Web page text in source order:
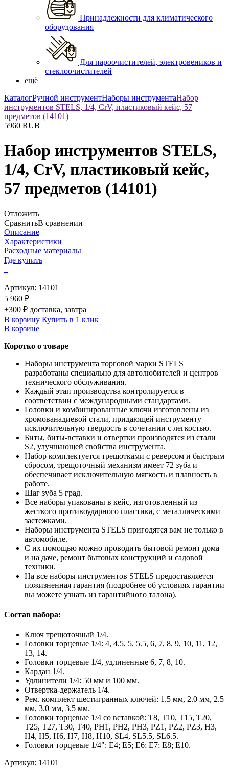
Принадлежности для климатического
оборудования
Для пароочистителей, электровеников и
стеклоочистителей
ещё
КаталогРучной инструментНаборы инструментаНабор
инструментов STELS, 1/4, CrV, пластиковый кейс, 57
предметов (14101)
5960 RUB
Набор инструментов STELS,
1/4, CrV, пластиковый кейс,
57 предметов (14101)
Отложить
СравнитьВ сравнении
Описание
Характеристики
Расходные материалы
Где купить
Артикул: 14101
5 960 ₽
+300 ₽ доставка, завтра
В корзину Купить в 1 клик
В корзине
Коротко о товаре
Наборы инструмента торговой марки STELS
разработаны специально для автолюбителей и центров
технического обслуживания.
Каждый этап производства контролируется в
соответствии с международными стандартами.
Головки и комбинированные ключи изготовлены из
хромованадиевой стали, придающей инструменту
исключительную твердость в сочетании с легкостью.
Биты, биты-вставки и отвертки производятся из стали
S2, улучшающей свойства инструмента.
Набор комплектуется трещотками с реверсом и быстрым
сбросом, трещоточный механизм имеет 72 зуба и
обеспечивает исключительную мягкость и плавность в
работе.
Шаг зуба 5 град.
Все наборы упакованы в кейс, изготовленный из
жесткого противоударного пластика, с металлическими
застежками.
Наборы инструмента STELS пригодятся вам не только в
автомобиле.
С их помощью можно проводить бытовой ремонт дома
и на даче, ремонт бытовых конструкций и садовой
техники.
На все наборы инструментов STELS предоставляется
пожизненная гарантия (подробнее об условиях гарантии
вы можете узнать из гарантийного талона).
Состав набора:
Ключ трещоточный 1/4.
Головки торцевые 1/4: 4, 4.5, 5, 5.5, 6, 7, 8, 9, 10, 11, 12,
13, 14.
Головки торцевые 1/4, удлиненные 6, 7, 8, 10.
Кардан 1/4.
Удлинители 1/4: 50 мм и 100 мм.
Отвертка-держатель 1/4.
Рем. комплект шестигранных ключей: 1.5 мм, 2.0 мм, 2.5
мм, 3.0 мм, 3.5 мм.
Головки торцевые 1/4 со вставкой: Т8, Т10, Т15, Т20,
Т25, Т27, Т30, T40, PH1, PH2, PH3, PZ1, PZ2, PZ3, H3,
H4, H5, H6, H7, H8, H10, SL4, SL5.5, SL6.5.
Головки торцевые 1/4": E4; E5; E6; E7; E8; E10.
Артикул: 14101